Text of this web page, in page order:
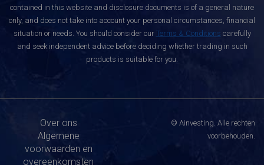
contained in this website and disclosure documents is of a general nature
only, and does not take into account your personal circumstances, financial
situation or needs. You should consider our Terms & Conditions carefully
and seek independent advice before deciding whether trading in such
products is suitable for you.
Over ons
Algemene
voorwaarden en
overeenkomsten
© Ainvesting. Alle rechten
voorbehouden.